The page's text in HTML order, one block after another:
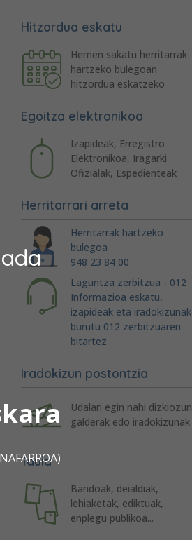
Hitzordua eskatu
Hemen sakatu herritarrak
hartzeko bulegoan
hitzordua eskatzeko
Egoitza elektronikoa
Izapideak, Erregistro
Elektronikoa, Iragarki
Ofizialak, Espedienteak
Herritarrari arreta
Herritarrak hartzeko
bulegoa
948 23 84 00
Laguntza zerbitzua - 012
Informazioa eskatu,
izapideak eta iradokizunak
burutu 012 zerbitzuaren
bitartez
Iradokizun postontzia
Udalari egin nahi dizkiozun
galderak edo iradokizunak
Taula
Bandoak, deialdiak,
lehiaketak, ediktuak,
enplegu publikoa...